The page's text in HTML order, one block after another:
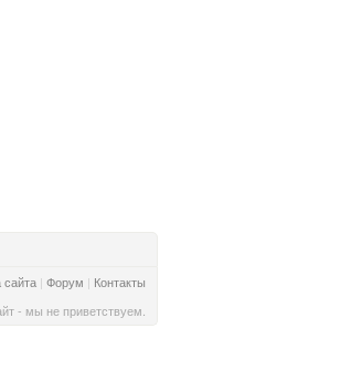
сайта | Форум | Контакты
- мы не приветствуем.